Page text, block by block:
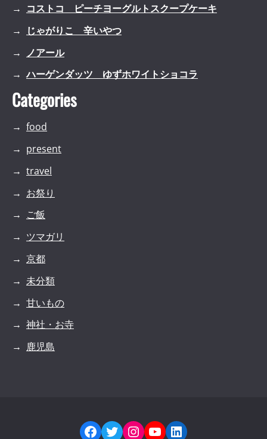
コストコ ピーチヨーグルトスクープケーキ
じゃがりこ 辛いやつ
ノアール
ハーゲンダッツ ゆずホワイトショコラ
Categories
food
present
travel
お祭り
ご飯
ツマガリ
京都
未分類
甘いもの
神社・お寺
鹿児島
Facebook
Twitter
Instagram
YouTube
LinkedIn